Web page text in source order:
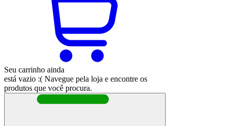
Seu carrinho ainda
está vazio :( Navegue pela loja e encontre os
produtos que você procura.